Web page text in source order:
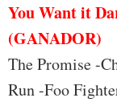
You Want it
(GANADOR)
The Promise -
Run -Foo